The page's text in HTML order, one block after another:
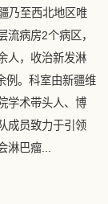
乃至西北地区唯
病房2个病区，
人，收治新发淋
例。科室由新疆维
学术带头人、博
成员致力于引领
巴瘤...